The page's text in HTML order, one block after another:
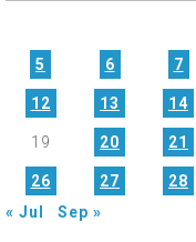
5 6 7
12 13 14
19 20 21
26 27 28
« Jul
Sep »